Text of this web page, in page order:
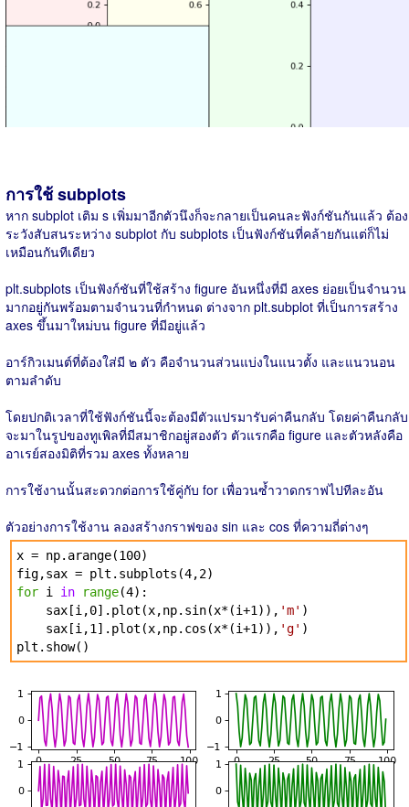
การใช้ subplots
หาก subplot เติม s เพิ่มมาอีกตัวนึงก็จะกลายเป็นคนละฟังก์ชันกันแล้ว ต้อง
ระวังสับสนระหว่าง subplot กับ subplots เป็นฟังก์ชันที่คล้ายกันแต่ก็ไม่
เหมือนกันทีเดียว
plt.subplots เป็นฟังก์ชันที่ใช้สร้าง figure อันหนึ่งที่มี axes ย่อยเป็นจำนวน
มากอยู่กันพร้อมตามจำนวนที่กำหนด ต่างจาก plt.subplot ที่เป็นการสร้าง
axes ขึ้นมาใหม่บน figure ที่มีอยู่แล้ว
อาร์กิวเมนต์ที่ต้องใส่มี ๒ ตัว คือจำนวนส่วนแบ่งในแนวตั้ง และแนวนอน
ตามลำดับ
โดยปกติเวลาที่ใช้ฟังก์ชันนี้จะต้องมีตัวแปรมารับค่าคืนกลับ โดยค่าคืนกลับ
จะมาในรูปของทูเพิลที่มีสมาชิกอยู่สองตัว ตัวแรกคือ figure และตัวหลังคือ
อาเรย์สองมิติที่รวม axes ทั้งหลาย
การใช้งานนั้นสะดวกต่อการใช้คู่กับ for เพื่อวนซ้ำวาดกราฟไปทีละอัน
ตัวอย่างการใช้งาน ลองสร้างกราฟของ sin และ cos ที่ความถี่ต่างๆ
x = np.arange(100)
fig,sax = plt.subplots(4,2)
for i in range(4):
sax[i,0].plot(x,np.sin(x*(i+1)), 'm' )
sax[i,1].plot(x,np.cos(x*(i+1)), 'g' )
plt.show()